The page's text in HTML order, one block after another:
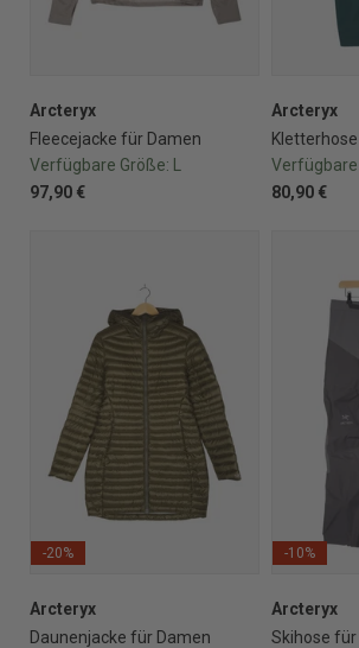
Arcteryx
Fleecejacke für Damen
Verfügbare Größe:
97,90 €
Arcteryx
Verfügbare
80,90 €
-20%
Arcteryx
Daunenjacke für Damen
-10%
Arcteryx
Skihose für